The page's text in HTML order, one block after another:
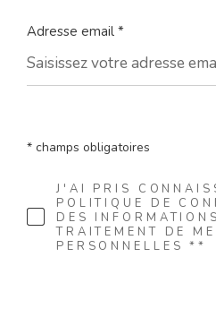
Adresse email *
* champs obligatoires
J'AI PRIS
POLITIQUE DE
DES
TRAITEMENT DE
PERSONNELLES **